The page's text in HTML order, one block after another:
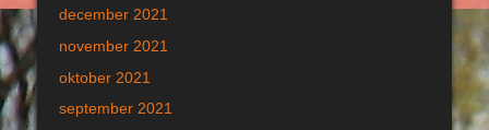
december 2021
november 2021
oktober 2021
september 2021